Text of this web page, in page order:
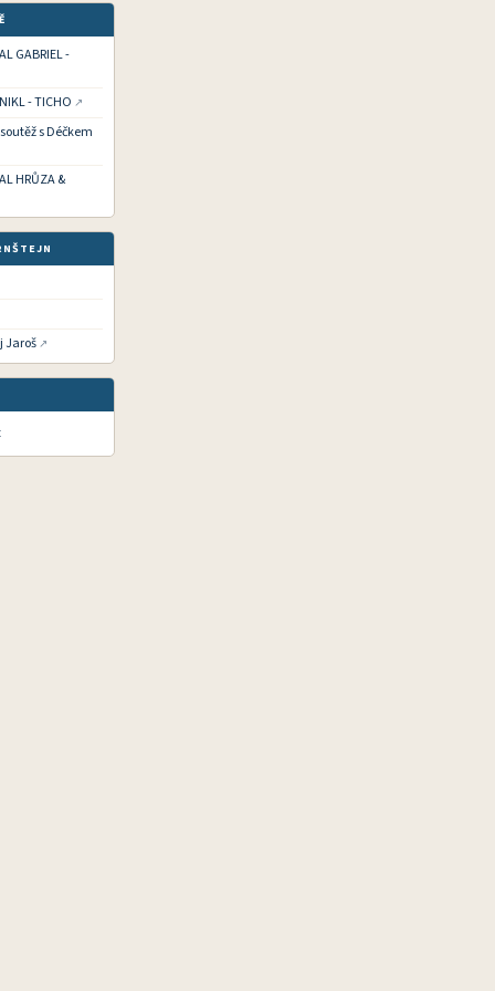
GABRIEL -
- TICHO
s Déčkem
HRŮZA &
Jaroš